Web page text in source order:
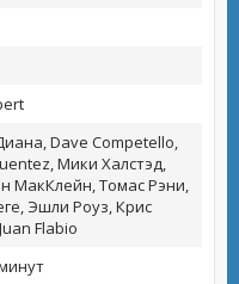
Dave Competello,
Мики Халстэд,
МакКлейн, Томас Рэни,
Эшли Роуз, Крис
Flabio